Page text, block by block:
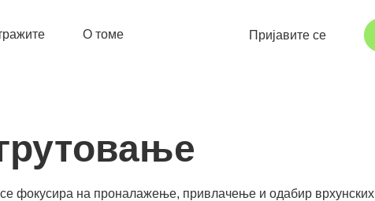
О томе Пријавите се
се фокусира на проналажење, привлачење и одабир врхунских